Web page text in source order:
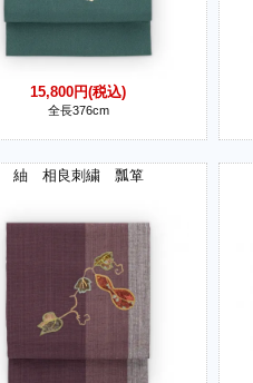
15,800円(税込)
全長376cm
紬 相良刺繍 瓢箪